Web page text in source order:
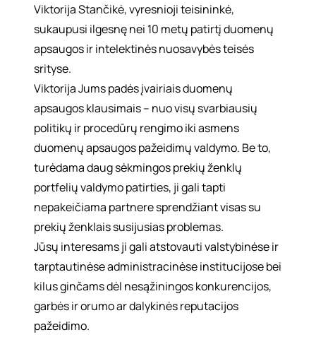
Viktorija Stančikė, vyresnioji teisininkė,
sukaupusi ilgesnę nei 10 metų patirtį duomenų
apsaugos ir intelektinės nuosavybės teisės
srityse.
Viktorija Jums padės įvairiais duomenų
apsaugos klausimais – nuo visų svarbiausių
politikų ir procedūrų rengimo iki asmens
duomenų apsaugos pažeidimų valdymo. Be to,
turėdama daug sėkmingos prekių ženklų
portfelių valdymo patirties, ji gali tapti
nepakeičiama partnere sprendžiant visas su
prekių ženklais susijusias problemas.
Jūsų interesams ji gali atstovauti valstybinėse ir
tarptautinėse administracinėse institucijose bei
kilus ginčams dėl nesąžiningos konkurencijos,
garbės ir orumo ar dalykinės reputacijos
pažeidimo.